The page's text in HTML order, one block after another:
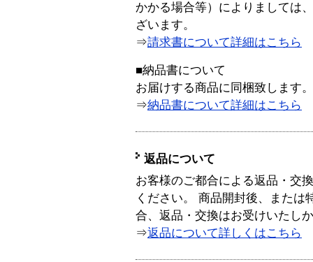
かかる場合等）によりましては
ざいます。
⇒請求書について詳細はこちら
■納品書について
お届けする商品に同梱致します。
⇒納品書について詳細はこちら
返品について
お客様のご都合による返品・交
ください。 商品開封後、または
合、返品・交換はお受けいたし
⇒返品について詳しくはこちら